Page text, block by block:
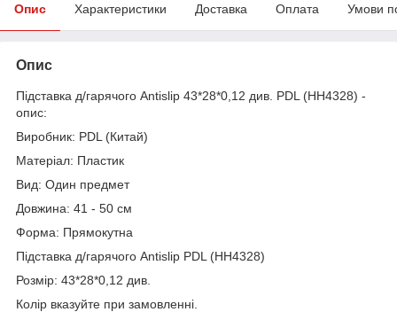
Опис Характеристики Доставка Оплата Умови
Опис
Підставка д/гарячого Antislip 43*28*0,12 див. PDL (HH4328) -
опис:
Виробник: PDL (Китай)
Матеріал: Пластик
Вид: Один предмет
Довжина: 41 - 50 см
Форма: Прямокутна
Підставка д/гарячого Antislip PDL (HH4328)
Розмір: 43*28*0,12 див.
Колір вказуйте при замовленні.